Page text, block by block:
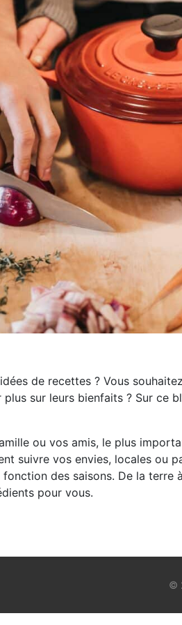
de recettes ? Vous
sur leurs bienfaits ? Sur ce
ou vos amis, le plus
suivre vos envies, locales ou
des saisons. De la terre
pour vous.
©